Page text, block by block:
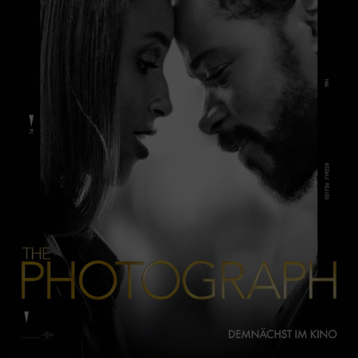
Lüdicke
Drama mit Julius Weckauf, Volker Bruch, Nonna
17.02.2022 Noch einmal, June
Komödie mit Noni Hazlehurst, Claudia Karvan, Stephen
17.02.2022 Uncharted
Abenteuer mit Tom Holland, Mark Wahlberg, Sophia Ali
24.02.2022 Belfast
Drama mit Caitriona Balfe, Judi Dench, Jamie Dornan
24.02.2022 King Richard
Biographie mit Will Smith, Demi Singleton, Saniyya
Sidney